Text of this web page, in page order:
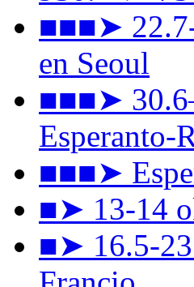
■■■➤ 22.7-
en Seoul
■■■➤
Esperanto-
■■■➤
■➤ 13-14
■➤ 16.5-